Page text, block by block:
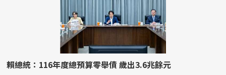
賴總統：116年度總預算零舉債 歲出3.6兆餘元